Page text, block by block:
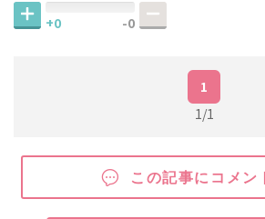
+0 -0
1
1/1
この記事にコメン